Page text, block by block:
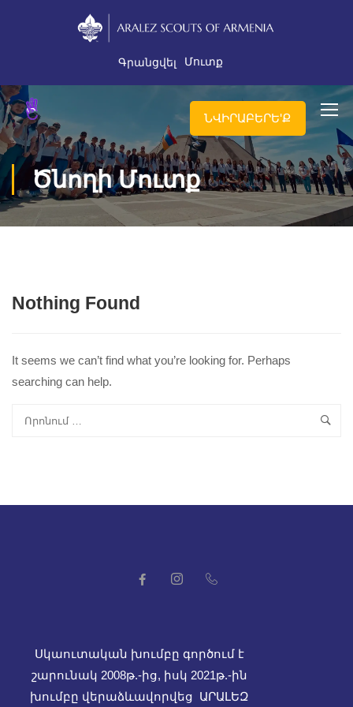
Գրանցվել Մուտք
ՆՎԻՐԱԲԵՐԵ'Ք
Ծնողի Մուտք
Nothing Found
It seems we can’t find what you’re looking for. Perhaps
searching can help.
Սկաուտական խումբը գործում է
շարունակ 2008թ.-ից, իսկ 2021թ.-ին
խումբը վերաձևավորվեց ԱՐԱԼԵԶ